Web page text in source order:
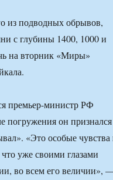
из подводных обрывов,
с глубины 1400, 1000 и
на вторник «Миры»
премьер-министр РФ
он признался
«Это особые чувства
уже своими глазами
во всем его величии»,